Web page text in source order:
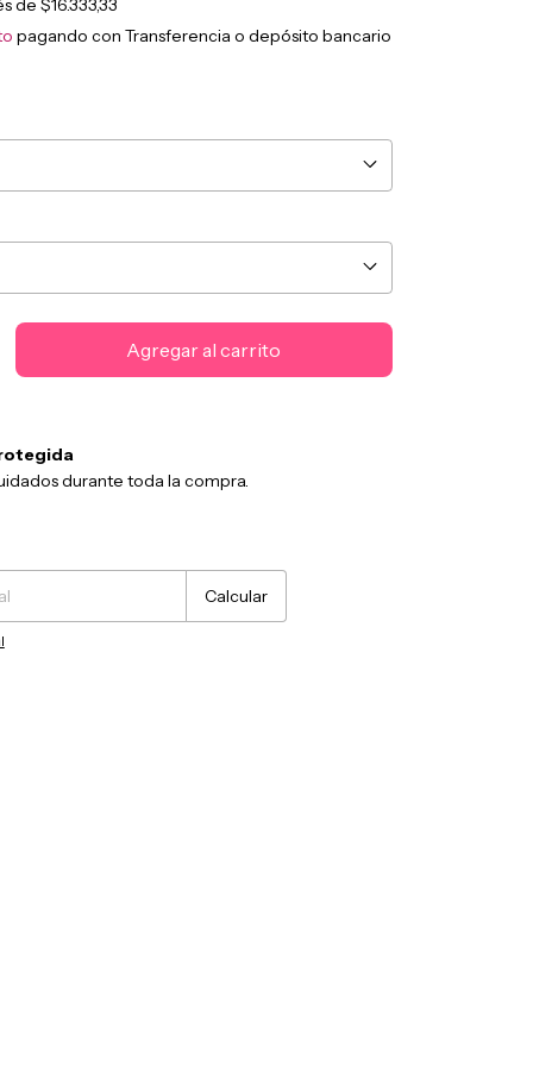
de $16.333,33
pagando con Transferencia o depósito bancario
durante toda la compra.
Calcular